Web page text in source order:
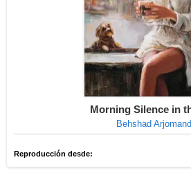
Morning Silence in
Behshad
Reproducción desde: